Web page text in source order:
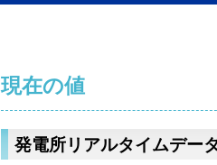
現在の値
発電所リアルタイムデー